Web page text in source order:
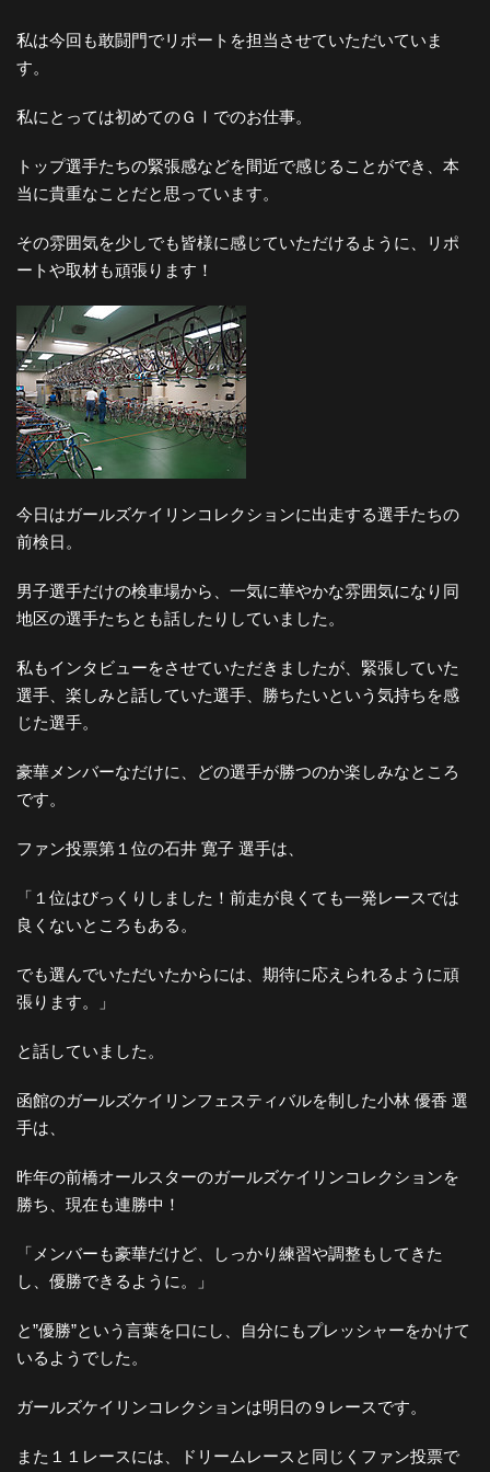
私は今回も敢闘門でリポートを担当させていただいていま
す。
私にとっては初めてのＧⅠでのお仕事。
トップ選手たちの緊張感などを間近で感じることができ、本
当に貴重なことだと思っています。
その雰囲気を少しでも皆様に感じていただけるように、リポ
ートや取材も頑張ります！
今日はガールズケイリンコレクションに出走する選手たちの
前検日。
男子選手だけの検車場から、一気に華やかな雰囲気になり同
地区の選手たちとも話したりしていました。
私もインタビューをさせていただきましたが、緊張していた
選手、楽しみと話していた選手、勝ちたいという気持ちを感
じた選手。
豪華メンバーなだけに、どの選手が勝つのか楽しみなところ
です。
ファン投票第１位の石井 寛子 選手は、
「１位はびっくりしました！前走が良くても一発レースでは
良くないところもある。
でも選んでいただいたからには、期待に応えられるように頑
張ります。」
と話していました。
函館のガールズケイリンフェスティバルを制した小林 優香 選
手は、
昨年の前橋オールスターのガールズケイリンコレクションを
勝ち、現在も連勝中！
「メンバーも豪華だけど、しっかり練習や調整もしてきた
し、優勝できるように。」
と”優勝”という言葉を口にし、自分にもプレッシャーをかけて
いるようでした。
ガールズケイリンコレクションは明日の９レースです。
また１１レースには、ドリームレースと同じくファン投票で